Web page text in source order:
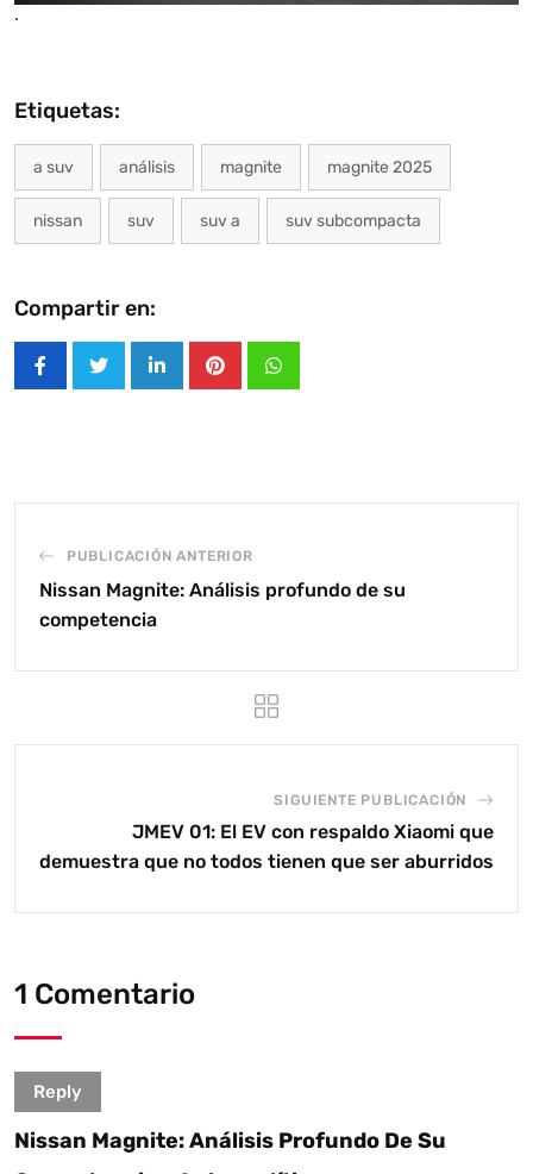
.
Etiquetas:
a suv análisis magnite magnite 2025
nissan suv suv a suv subcompacta
Compartir en:
LinkedInPinterestWhatsapp
PUBLICACIÓN ANTERIOR
Nissan Magnite: Análisis profundo de su
competencia
SIGUIENTE PUBLICACIÓN
JMEV 01: El EV con respaldo Xiaomi que
demuestra que no todos tienen que ser aburridos
1 Comentario
Reply
Nissan Magnite: Análisis Profundo De Su